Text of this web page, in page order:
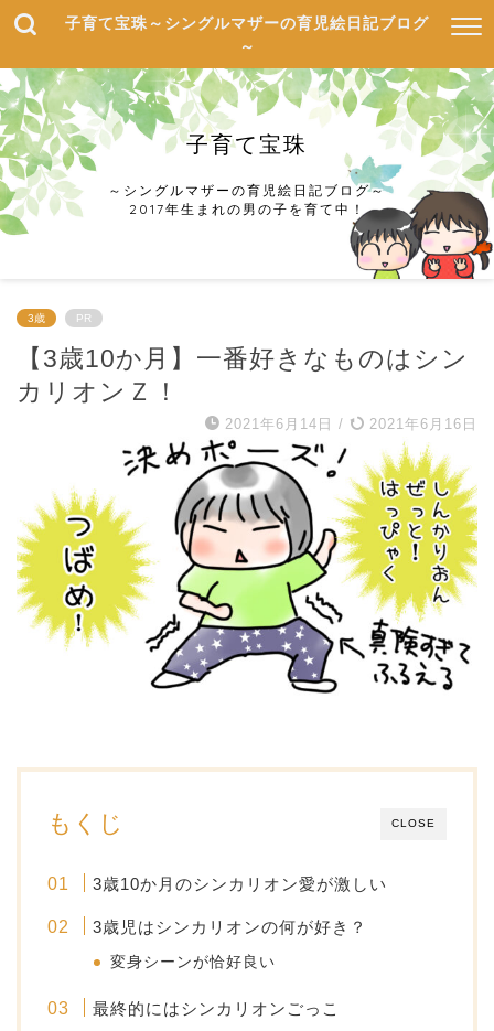
子育て宝珠～シングルマザーの育児絵日記ブログ
～
子育て宝珠
～シングルマザーの育児絵日記ブログ～
2017年生まれの男の子を育て中！
3歳 PR
【3歳10か月】一番好きなものはシン
カリオンＺ！
2021年6月14日 / 2021年6月16日
CLOSE
もくじ
3歳10か月のシンカリオン愛が激しい
3歳児はシンカリオンの何が好き？
変身シーンが恰好良い
最終的にはシンカリオンごっこ